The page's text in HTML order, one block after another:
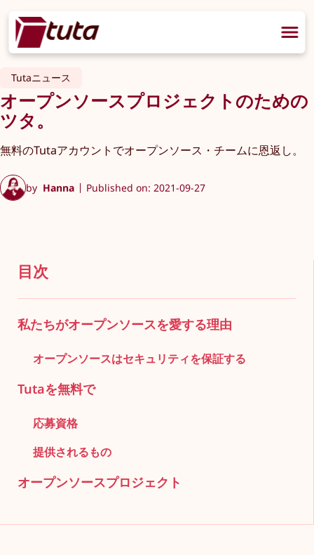
Tutaニュース
オープンソースプロジェクトのための
ツタ。
無料のTutaアカウントでオープンソース・チームに恩返し。
by Hanna Published on: 2021-09-27
目次
私たちがオープンソースを愛する理由
オープンソースはセキュリティを保証する
Tutaを無料で
応募資格
提供されるもの
オープンソースプロジェクト